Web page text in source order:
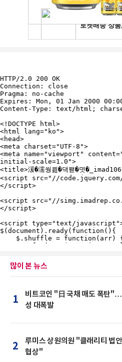
많이 본 뉴스
1
비트코인 "日 국채 매도 폭탄"…
성 대폭발
2
루미스 상원의원 "클래리티 법
협상"